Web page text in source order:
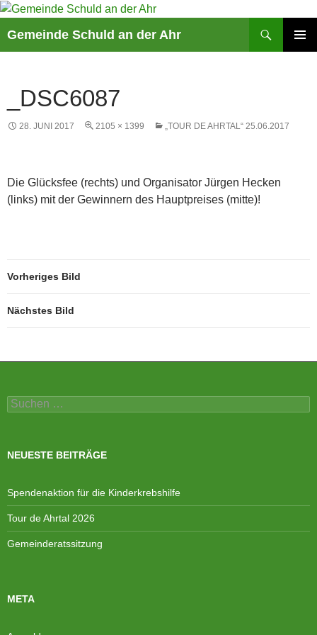
Gemeinde Schuld an der Ahr
_DSC6087
28. JUNI 2017 2105 × 1399 „TOUR DE AHRTAL“ 25.06.2017
Die Glücksfee (rechts) und Organisator Jürgen Hecken
(links) mit der Gewinnern des Hauptpreises (mitte)!
Vorheriges Bild
Nächstes Bild
Suchen
nach:
NEUESTE BEITRÄGE
Spendenaktion für die Kinderkrebshilfe
Tour de Ahrtal 2026
Gemeinderatssitzung
META